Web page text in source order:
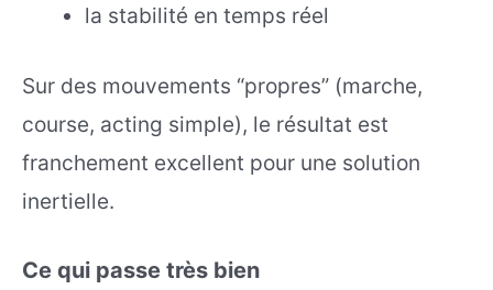
la stabilité en temps réel
Sur des mouvements “propres” (marche,
course, acting simple), le résultat est
franchement excellent pour une solution
inertielle.
Ce qui passe très bien